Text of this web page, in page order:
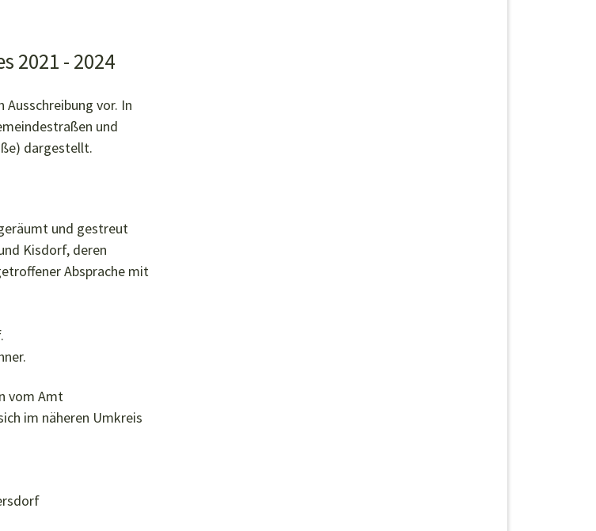
2021 - 2024
vor. In
und
dargestellt.
und gestreut
Kisdorf, deren
Absprache mit
vom Amt
im näheren Umkreis